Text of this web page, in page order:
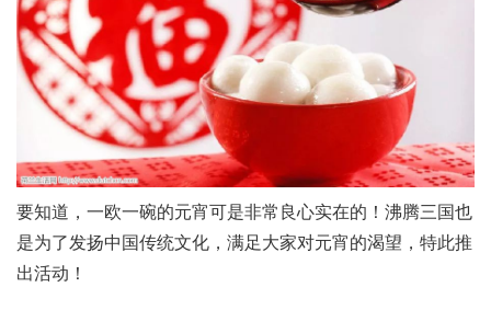
要知道，一欧一碗的元宵可是非常良心实在的！沸腾三国也
是为了发扬中国传统文化，满足大家对元宵的渴望，特此推
出活动！